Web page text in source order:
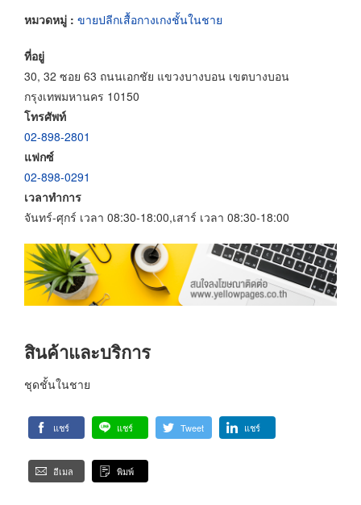
หมวดหมู่ : ขายปลีกเสื้อกางเกงชั้นในชาย
ที่อยู่
30, 32 ซอย 63 ถนนเอกชัย แขวงบางบอน เขตบางบอน
กรุงเทพมหานคร 10150
โทรศัพท์
02-898-2801
แฟกซ์
02-898-0291
เวลาทำการ
จันทร์-ศุกร์ เวลา 08:30-18:00,เสาร์ เวลา 08:30-18:00
สินค้าและบริการ
ชุดชั้นในชาย
แชร์ แชร์ Tweet แชร์
อีเมล พิมพ์